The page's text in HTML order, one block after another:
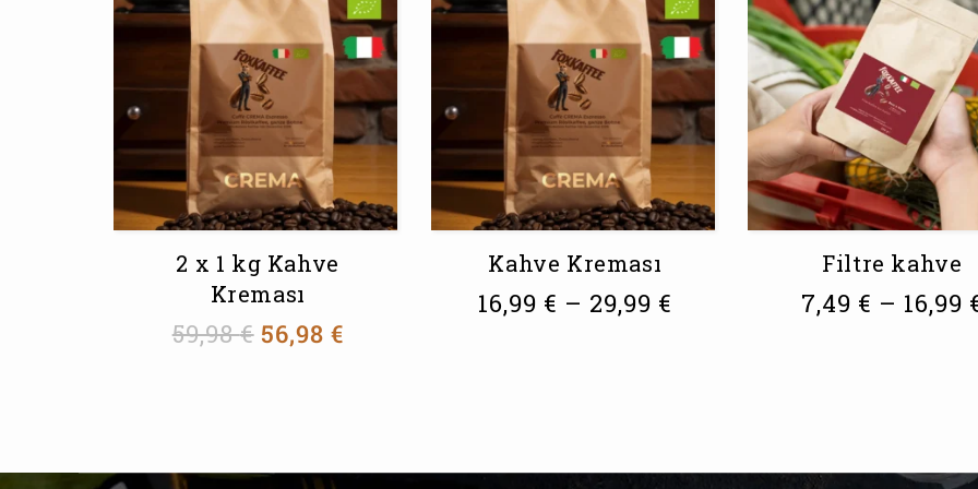
2 x 1 kg Kahve
Kreması
59,98€ 56,98 €
Kahve Kreması
16,99 € – 29,99 €
Filtre kahve
7,49 € – 16,99